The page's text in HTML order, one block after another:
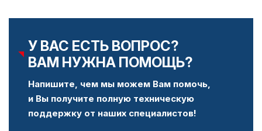
У ВАС ЕСТЬ ВОПРОС?
ВАМ НУЖНА ПОМОЩЬ?
Напишите, чем мы можем Вам помочь,
и Вы получите полную техническую
поддержку от наших специалистов!